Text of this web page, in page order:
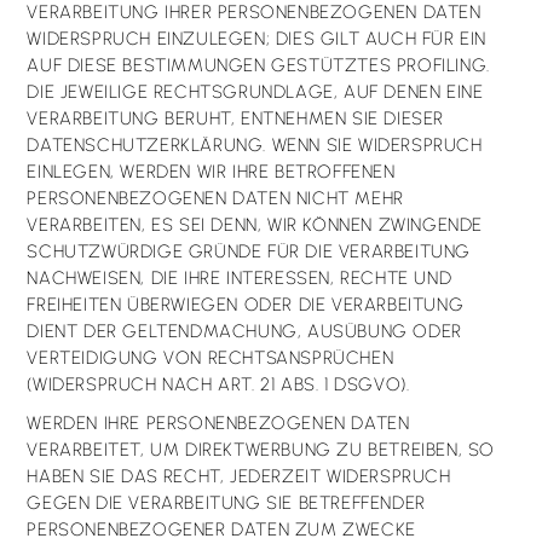
VERARBEITUNG IHRER PERSONENBEZOGENEN DATEN
WIDERSPRUCH EINZULEGEN; DIES GILT AUCH FÜR EIN
AUF DIESE BESTIMMUNGEN GESTÜTZTES PROFILING.
DIE JEWEILIGE RECHTSGRUNDLAGE, AUF DENEN EINE
VERARBEITUNG BERUHT, ENTNEHMEN SIE DIESER
DATENSCHUTZERKLÄRUNG. WENN SIE WIDERSPRUCH
EINLEGEN, WERDEN WIR IHRE BETROFFENEN
PERSONENBEZOGENEN DATEN NICHT MEHR
VERARBEITEN, ES SEI DENN, WIR KÖNNEN ZWINGENDE
SCHUTZWÜRDIGE GRÜNDE FÜR DIE VERARBEITUNG
NACHWEISEN, DIE IHRE INTERESSEN, RECHTE UND
FREIHEITEN ÜBERWIEGEN ODER DIE VERARBEITUNG
DIENT DER GELTENDMACHUNG, AUSÜBUNG ODER
VERTEIDIGUNG VON RECHTSANSPRÜCHEN
(WIDERSPRUCH NACH ART. 21 ABS. 1 DSGVO).
WERDEN IHRE PERSONENBEZOGENEN DATEN
VERARBEITET, UM DIREKTWERBUNG ZU BETREIBEN, SO
HABEN SIE DAS RECHT, JEDERZEIT WIDERSPRUCH
GEGEN DIE VERARBEITUNG SIE BETREFFENDER
PERSONENBEZOGENER DATEN ZUM ZWECKE